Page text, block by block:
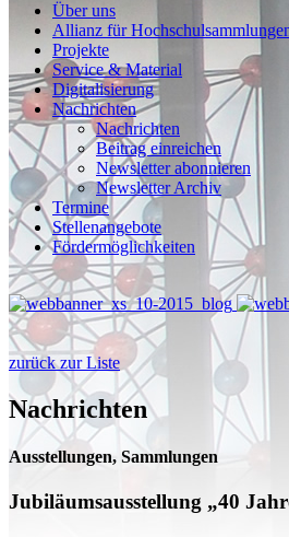
Über uns
Allianz für
Projekte
Service & Material
Digitalisierung
Nachrichten
Nachrichten
Beitrag einreichen
Newsletter abonnieren
Newsletter Archiv
Termine
Stellenangebote
Fördermöglichkeiten
zurück zur Liste
Nachrichten
Ausstellungen, Sammlungen
Jubiläumsausstellung „40